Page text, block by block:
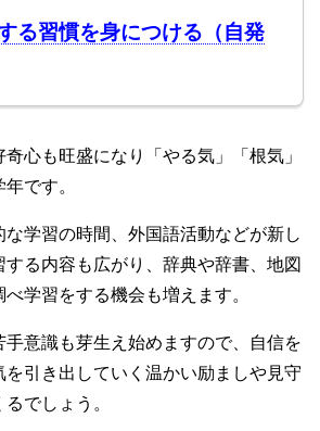
る習慣を身につける（自発
心も旺盛になり「やる気」「根気」
です。
学習の時間、外国語活動などが新し
する内容も広がり、辞典や辞書、地図
学習をする機会も増えます。
意識も芽生え始めますので、自信を
引き出していく温かい励ましや見守
でしょう。